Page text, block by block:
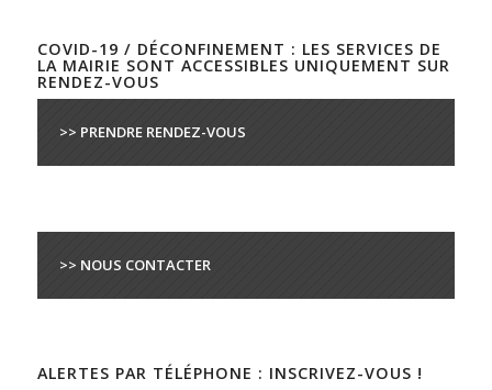
COVID-19 / DÉCONFINEMENT : LES SERVICES DE
LA MAIRIE SONT ACCESSIBLES UNIQUEMENT SUR
RENDEZ-VOUS
>> PRENDRE RENDEZ-VOUS
>> NOUS CONTACTER
ALERTES PAR TÉLÉPHONE : INSCRIVEZ-VOUS !